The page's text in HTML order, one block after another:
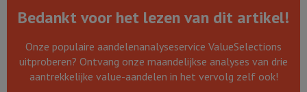
Bedankt voor het lezen van dit artikel!
Onze populaire aandelenanalyseservice ValueSelections
uitproberen? Ontvang onze maandelijkse analyses van drie
aantrekkelijke value-aandelen in het vervolg zelf ook!